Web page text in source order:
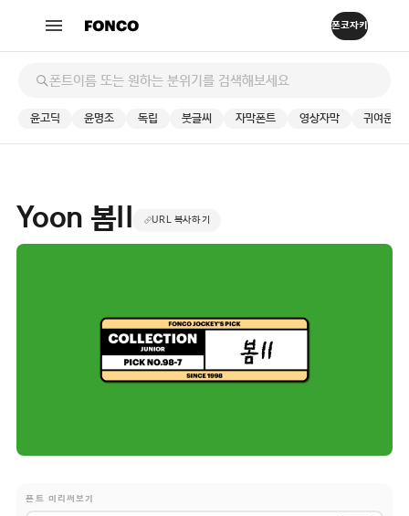
윤고딕 윤명조 독립 붓글씨 자막폰트 영상자막 귀여운
Yoon 봄II URL 복사하기
폰트 미리써보기